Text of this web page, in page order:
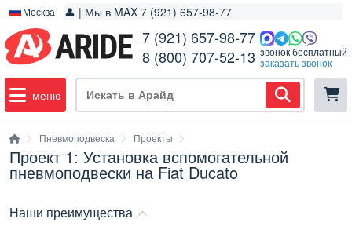
Москва 👤 | Мы в MAX 7 (921) 657-98-77
7 (921) 657-98-77
8 (800) 707-52-13 звонок бесплатный
заказать звонок
меню
Пневмоподвеска Проекты
Проект 1: Установка вспомогательной
пневмоподвески на Fiat Ducato
Наши преимущества